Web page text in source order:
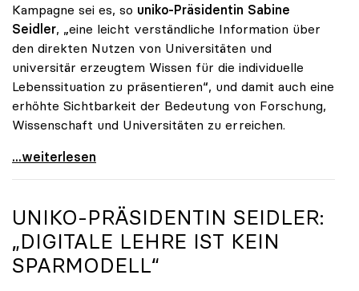
Kampagne sei es, so uniko-Präsidentin Sabine
Seidler, „eine leicht verständliche Information über
den direkten Nutzen von Universitäten und
universitär erzeugtem Wissen für die individuelle
Lebenssituation zu präsentieren“, und damit auch eine
erhöhte Sichtbarkeit der Bedeutung von Forschung,
Wissenschaft und Universitäten zu erreichen.
Startschuss zur Online-Kampagne von Österreichs
...weiterlesen
UNIKO-PRÄSIDENTIN SEIDLER:
„DIGITALE LEHRE IST KEIN
SPARMODELL“